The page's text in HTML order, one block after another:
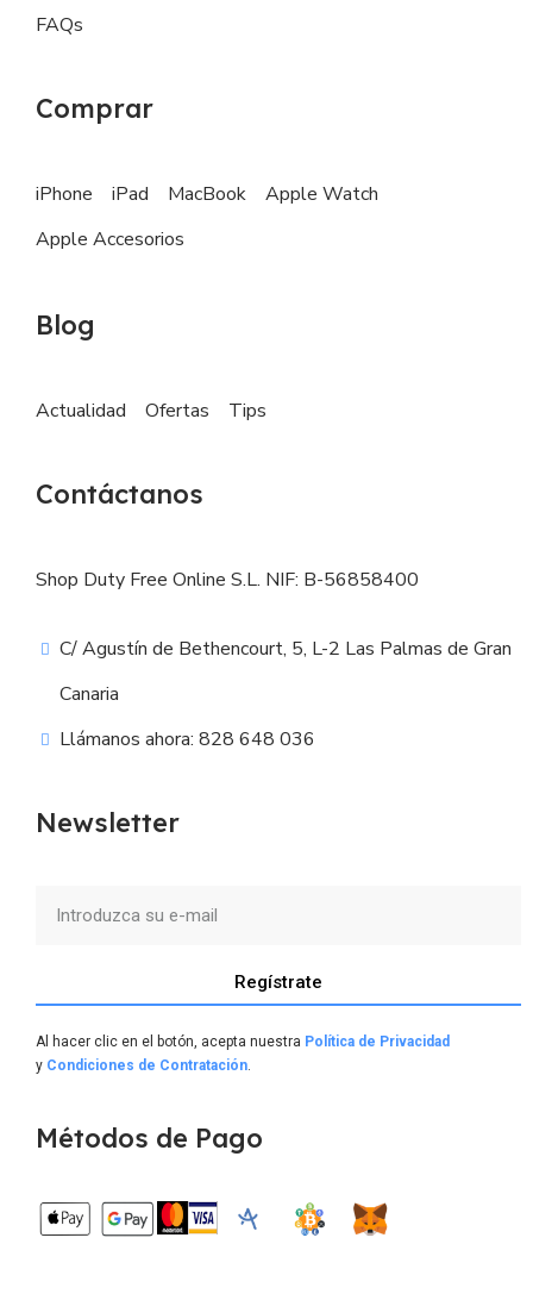
FAQs
Comprar
iPhone iPad MacBook
Apple Watch
Apple Accesorios
Blog
Actualidad Ofertas Tips
Contáctanos
Shop Duty Free Online S.L. NIF: B-56858400
C/ Agustín de Bethencourt, 5, L-2 Las Palmas de Gran
Canaria
Llámanos ahora: 828 648 036
Newsletter
Regístrate
Al hacer clic en el botón, acepta nuestra Política de Privacidad
y Condiciones de Contratación.
Métodos de Pago